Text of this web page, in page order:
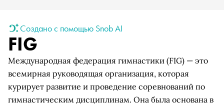
Создано с помощью Snob AI
FIG
Международная федерация гимнастики (FIG) — это
всемирная руководящая организация, которая
курирует развитие и проведение соревнований по
гимнастическим дисциплинам. Она была основана в